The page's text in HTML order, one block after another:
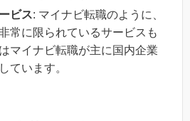
ビス: マイナビ転職のように、
常に限られているサービスも
マイナビ転職が主に国内企業
ています。